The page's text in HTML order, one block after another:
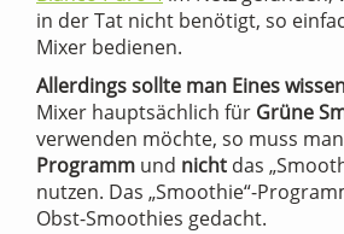
in der Tat nicht benötigt, so
Mixer bedienen.
Allerdings sollte man Eines
Mixer hauptsächlich für Grüne
verwenden möchte, so muss
Programm und nicht das
nutzen. Das „Smoothie“-
Obst-Smoothies gedacht.